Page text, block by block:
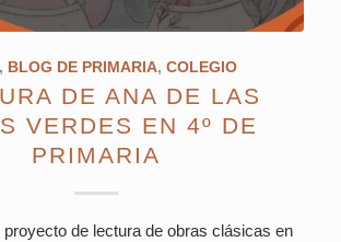
, BLOG DE PRIMARIA,COLEGIO
DE ANA DE LAS
VERDES EN 4º DE
PRIMARIA
de lectura de obras clásicas en